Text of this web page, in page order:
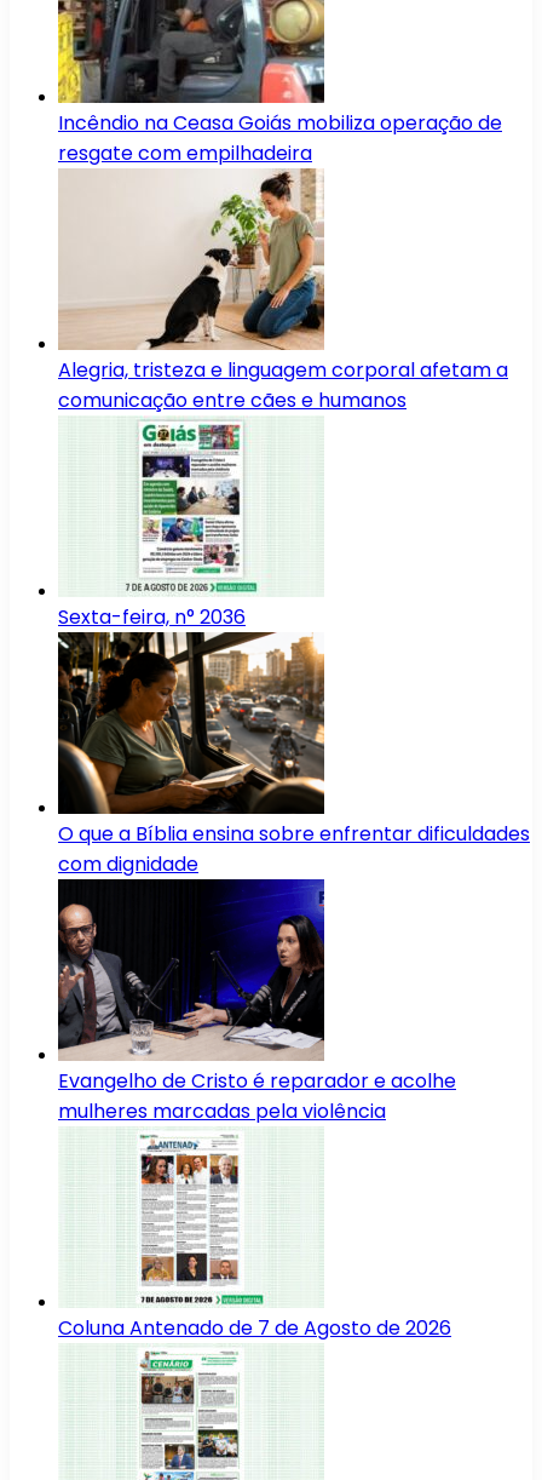
Incêndio na Ceasa Goiás mobiliza operação de
resgate com empilhadeira
Alegria, tristeza e linguagem corporal afetam a
comunicação entre cães e humanos
Sexta-feira, n° 2036
O que a Bíblia ensina sobre enfrentar dificuldades
com dignidade
Evangelho de Cristo é reparador e acolhe
mulheres marcadas pela violência
Coluna Antenado de 7 de Agosto de 2026